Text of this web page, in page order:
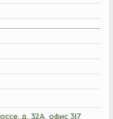
д. 32А, офис 317